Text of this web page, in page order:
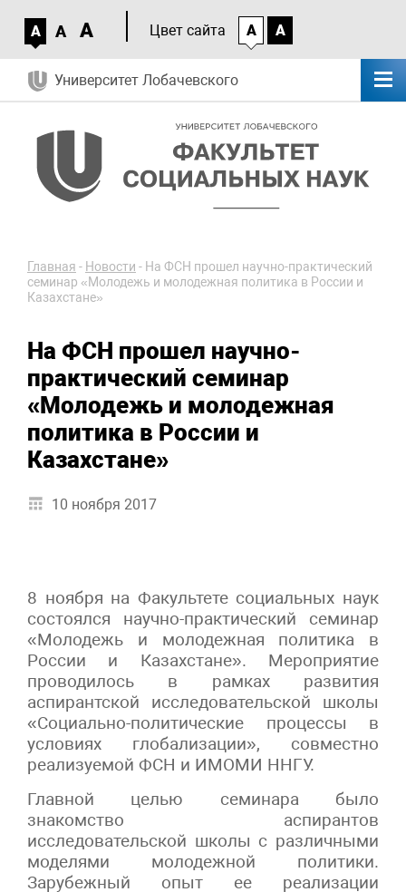
A A A Цвет сайта A A
Университет Лобачевского
Главная - Новости - На ФСН прошел научно-практический
семинар «Молодежь и молодежная политика в России и
Казахстане»
На ФСН прошел научно-
практический семинар
«Молодежь и молодежная
политика в России и
Казахстане»
10 ноября 2017
8 ноября на Факультете социальных наук
состоялся научно-практический семинар
«Молодежь и молодежная политика в
России и Казахстане». Мероприятие
проводилось в рамках развития
аспирантской исследовательской школы
«Социально-политические процессы в
условиях глобализации», совместно
реализуемой ФСН и ИМОМИ ННГУ.
Главной целью семинара было
знакомство аспирантов
исследовательской школы с различными
моделями молодежной политики.
Зарубежный опыт ее реализации